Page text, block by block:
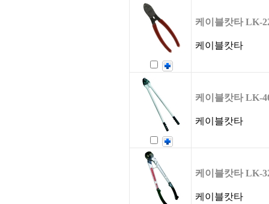
케이블캇타 LK-
케이블캇타
케이블캇타 LK-
케이블캇타
케이블캇타 LK-
케이블캇타